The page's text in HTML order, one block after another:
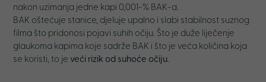
nakon uzimanja jedne kapi 0,001-% BAK-a.
BAK oštećuje stanice, djeluje upalno i slabi stabilnost suznog
filma što pridonosi pojavi suhih očiju. Što je duže liječenje
glaukoma kapima koje sadrže BAK i što je veća količina koja
se koristi, to je veći rizik od suhoće očiju.